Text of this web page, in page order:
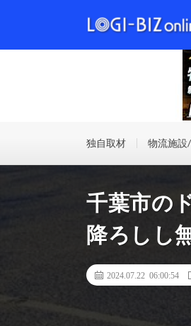
独自取材 物流施設
千葉市の
降ろしし
2024.07.22 06:00:54